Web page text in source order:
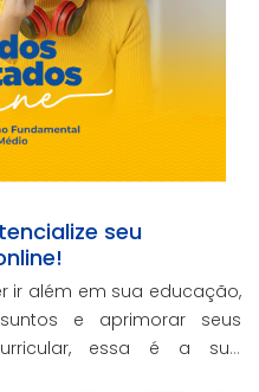
seu
ir além em sua educação,
e aprimorar seus
essa é a sua